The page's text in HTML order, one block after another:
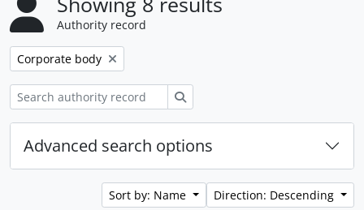
Authority record
Remove filter:
Corporate body
Advanced search options
Sort by: Name Direction: Descending